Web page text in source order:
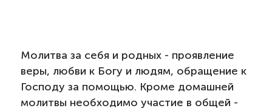
Молитва за себя и родных - проявление
веры, любви к Богу и людям, обращение к
Господу за помощью. Кроме домашней
молитвы необходимо участие в общей -